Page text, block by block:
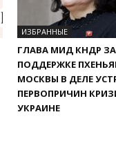
ИЗБРАННЫЕ
ГЛАВА МИД КНДР
ПОДДЕРЖКЕ
МОСКВЫ В ДЕЛЕ
ПЕРВОПРИЧИН
УКРАИНЕ